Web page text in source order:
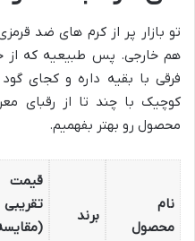
تو بازار پر از کرم های ضد
هم خارجی. پس طبیعیه که از
فرقی با بقیه داره و کجای
کوچیک با چند تا از رقبای
محصول رو بهتر بفهمیم.
نام
محصول
برند
قیمت
تقریبی